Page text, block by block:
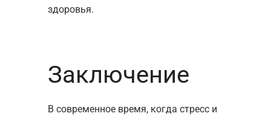
здоровья.
Заключение
В современное время, когда стресс и